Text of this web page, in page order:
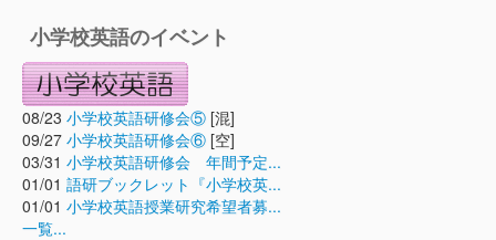
小学校英語のイベント
08/23 小学校英語研修会⑤ [混]
09/27 小学校英語研修会⑥ [空]
03/31 小学校英語研修会 年間予定...
01/01 語研ブックレット『小学校英...
01/01 小学校英語授業研究希望者募...
一覧...